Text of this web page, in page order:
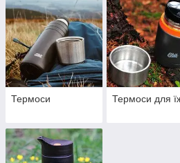
Термоси Термоси для